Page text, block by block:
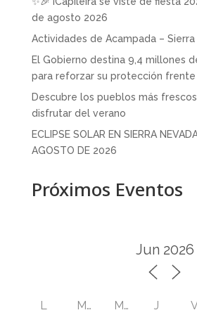
de agosto 2026
Actividades de Acampada –
El Gobierno destina 9,4 millones
para reforzar su protección frente
Descubre los pueblos más
disfrutar del verano
ECLIPSE SOLAR EN SIERRA
AGOSTO DE 2026
Próximos Eventos
L M M J